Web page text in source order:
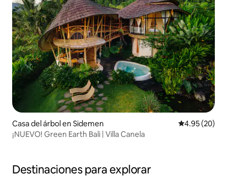
Casa del árbol en Sidemen Calificación
4.95 (20)
¡NUEVO! Green Earth Bali | Villa Canela
Destinaciones para explorar